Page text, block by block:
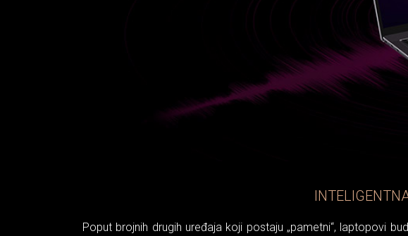
Poput brojnih drugih uređaja koji postaju „pametni“, laptopovi